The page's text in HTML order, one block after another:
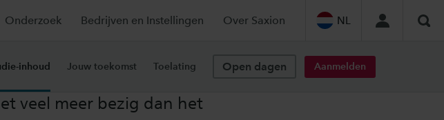
Onderzoek Bedrijven en Instellingen Over Saxion NL
inhoud Jouw toekomst Toelating Open dagen Aanmelden
veel meer bezig dan het